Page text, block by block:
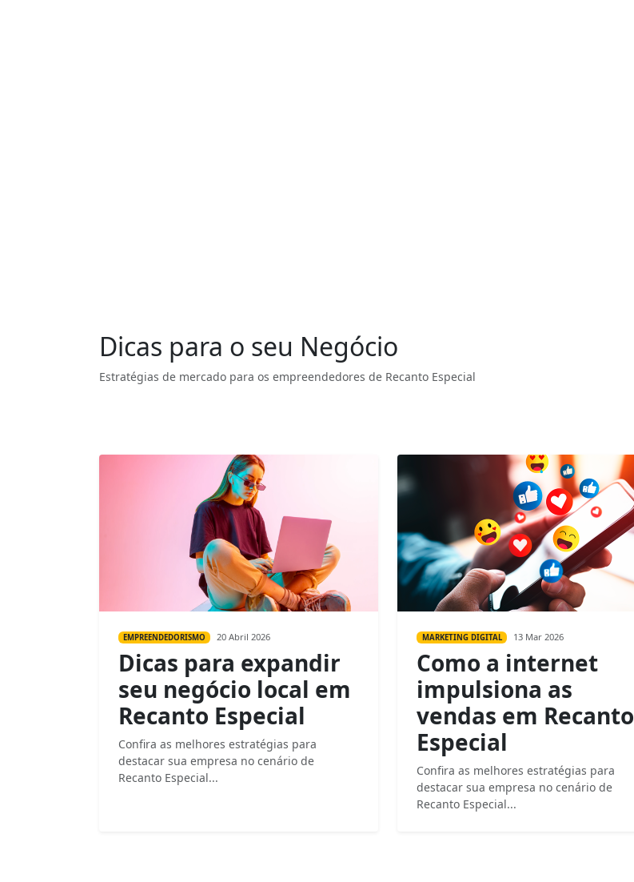
Dicas para o seu Negócio
Estratégias de mercado para os empreendedores de Recanto Especial
EMPREENDEDORISMO 20 Abril 2026
Dicas para expandir
seu negócio local em
Recanto Especial
Confira as melhores estratégias para
destacar sua empresa no cenário de
Recanto Especial...
MARKETING DIGITAL 13 Mar 2026
Como a internet
impulsiona as
vendas em Recanto
Especial
Confira as melhores estratégias para
destacar sua empresa no cenário de
Recanto Especial...